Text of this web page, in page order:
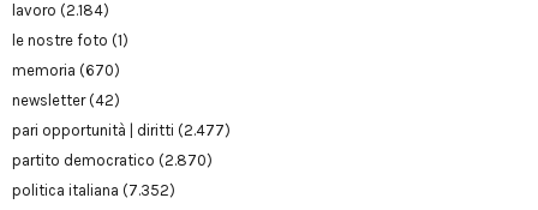
lavoro (2.184)
le nostre foto (1)
memoria (670)
newsletter(42)
pari opportunità | diritti (2.477)
partito democratico (2.870)
politica italiana (7.352)